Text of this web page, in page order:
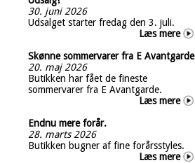
30. juni 2026
Udsalget starter fredag den 3. juli.
Læs mere
Skønne sommervarer fra E Avantgarde
20. maj 2026
Butikken har fået de fineste
sommervarer fra E Avantgarde.
Læs mere
Endnu mere forår.
28. marts 2026
Butikken bugner af fine forårsstyles.
Læs mere